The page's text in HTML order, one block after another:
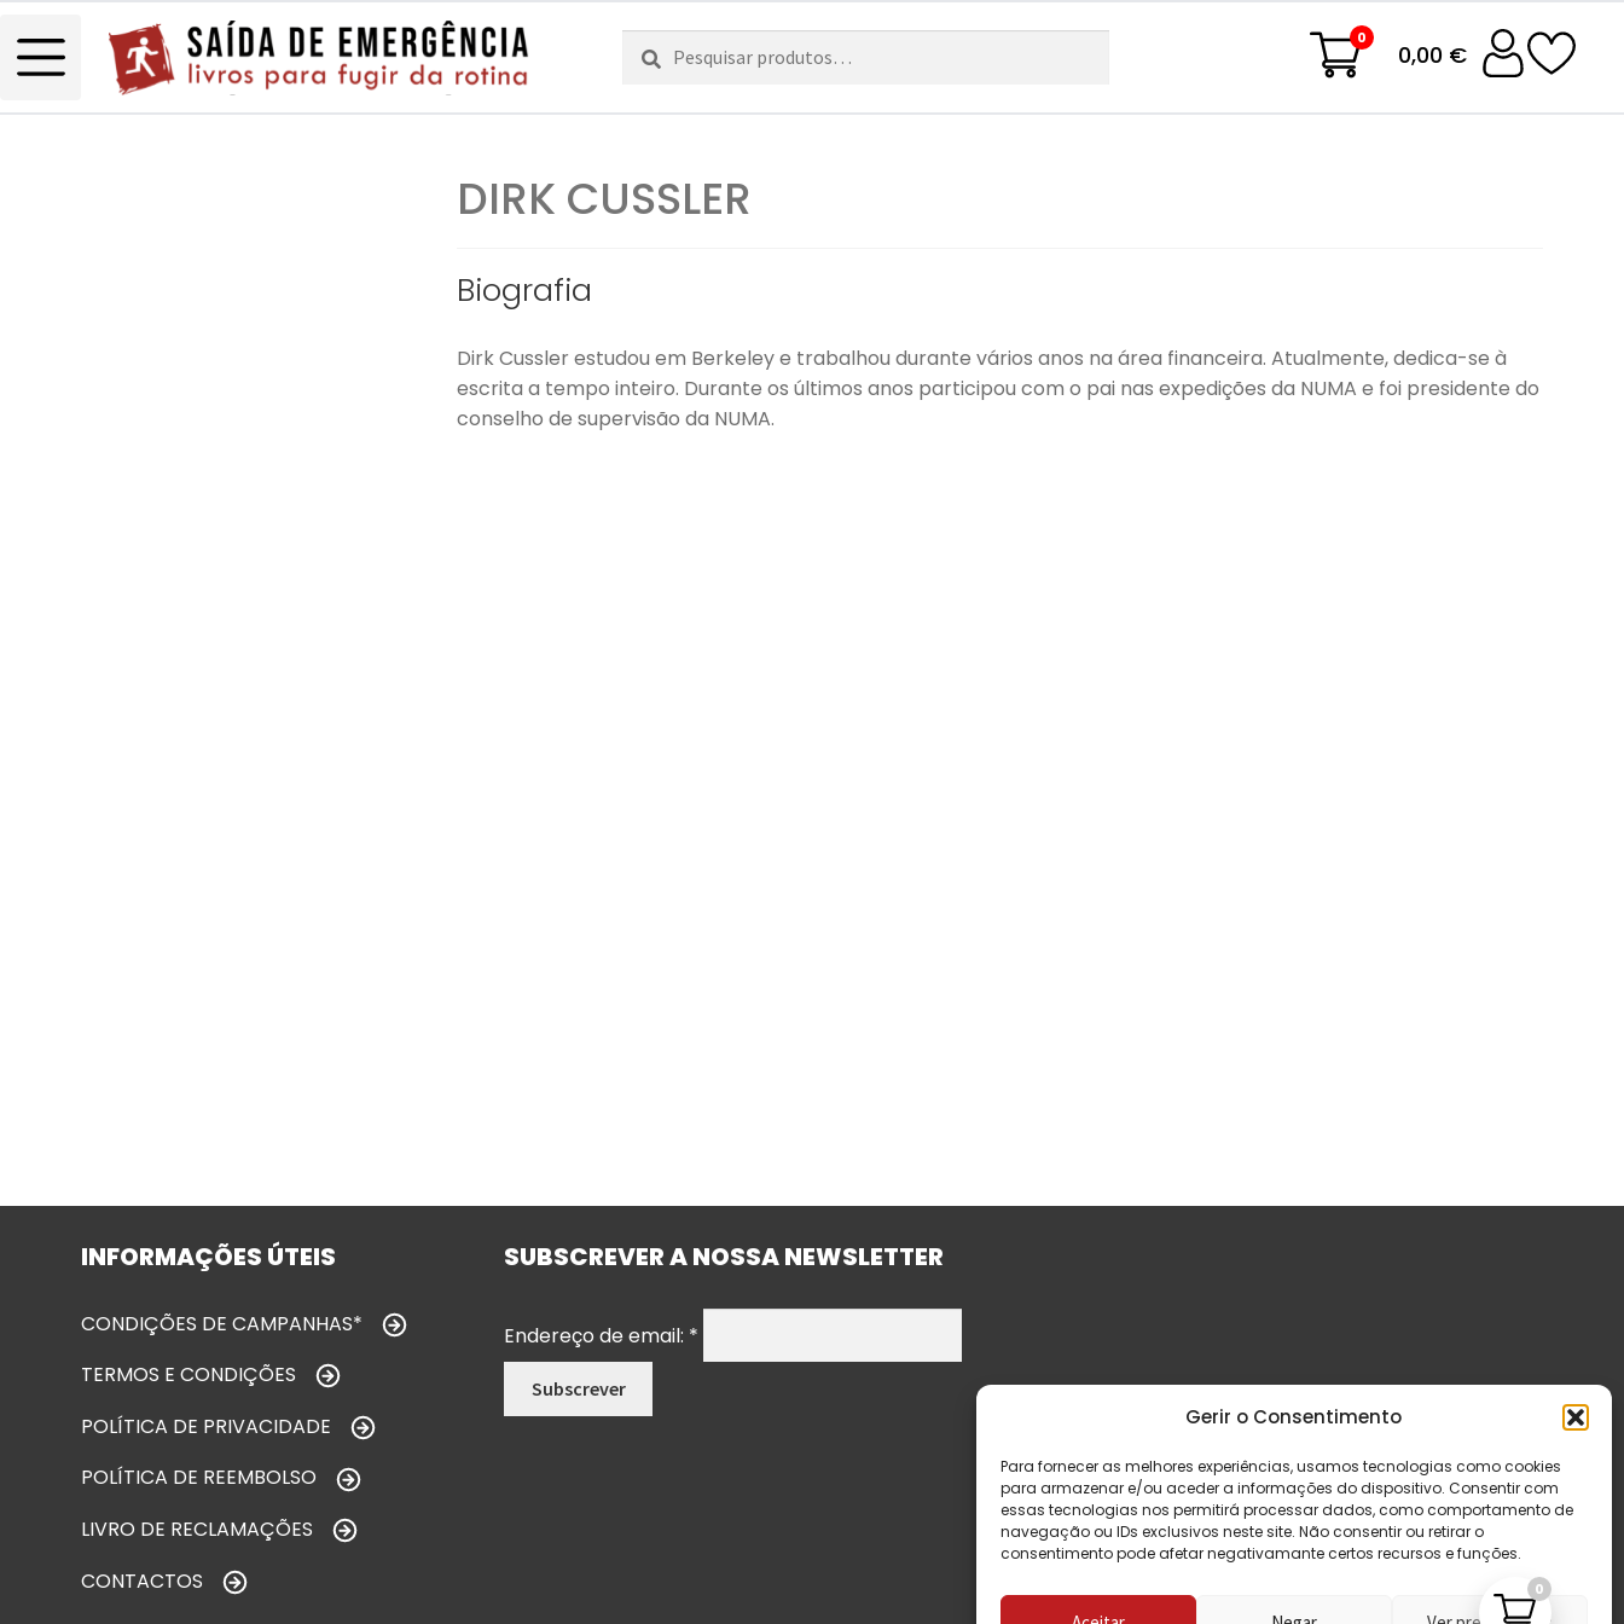
Gerir o Consentimento
Para fornecer as melhores experiências, usamos tecnologias como cookies
para armazenar e/ou aceder a informações do dispositivo. Consentir com
essas tecnologias nos permitirá processar dados, como comportamento de
navegação ou IDs exclusivos neste site. Não consentir ou retirar o
consentimento pode afetar negativamante certos recursos e funções.
Pesquisar
por:
Pesquisa 0
0,00 €
DIRK CUSSLER
Biografia
Dirk Cussler estudou em Berkeley e trabalhou durante vários anos na área financeira. Atualmente, dedica-se à
escrita a tempo inteiro. Durante os últimos anos participou com o pai nas expedições da NUMA e foi presidente do
conselho de supervisão da NUMA.
INFORMAÇÕES ÚTEIS
CONDIÇÕES DE CAMPANHAS*
TERMOS E CONDIÇÕES
POLÍTICA DE PRIVACIDADE
POLÍTICA DE REEMBOLSO
LIVRO DE RECLAMAÇÕES
CONTACTOS
SUBSCREVER A NOSSA NEWSLETTER
Endereço de email: *
0